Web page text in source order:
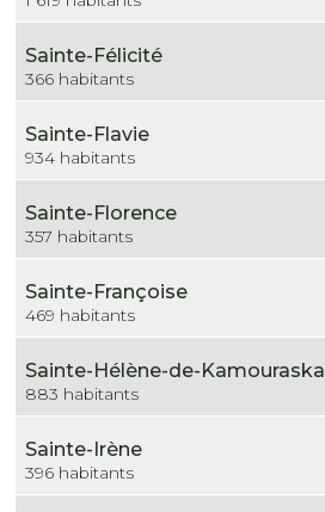
Sainte-Félicité
366 habitants
Sainte-Flavie
934 habitants
Sainte-Florence
357 habitants
Sainte-Françoise
469 habitants
Sainte-Hélène-de-Kamouraska
883 habitants
Sainte-Irène
396 habitants